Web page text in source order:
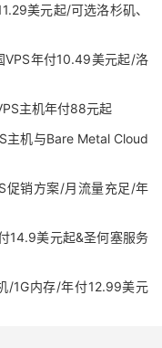
美元起/可选洛杉矶、
VPS年付10.49美元起/洛
主机年付88元起
主机与Bare Metal Cloud
促销方案/月流量充足/年
14.9美元起&圣何塞服务
/1G内存/年付12.99美元